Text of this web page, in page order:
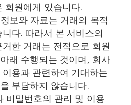
회원에게 있습니다.
보와 자료는 거래의 목적
다. 따라서 본 서비스의
한 거래는 전적으로 회원
래 수행되는 것이며, 회사
용과 관련하여 기대하는
부담하지 않습니다.
비밀번호의 관리 및 이용